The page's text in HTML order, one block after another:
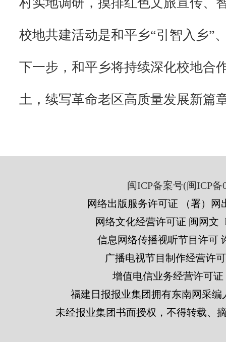
校地共建活动是和平乡“引智入乡”
下一步，和平乡将持续深化校地合
土，续写革命老区高质量发展新篇
闽ICP备案号(闽ICP备
网络出版服务许可证 （署）网
网络文化经营许可证 闽网文
信息网络传播视听节目许可
广播电视节目制作经营许
增值电信业务经营许可证
福建日报报业集团拥有东南网采
未经报业集团书面授权，不得转载、